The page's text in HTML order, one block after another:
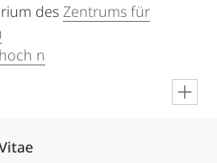
des Zentrums für
hoch n